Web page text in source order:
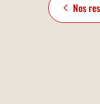
Nos